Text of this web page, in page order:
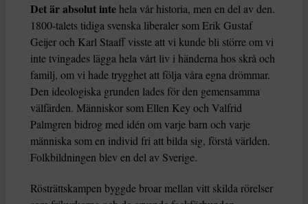
Det är absolut inte hela vår historia, men en del av den.
1800-talets tidiga svenska liberaler som Erik Gustaf
Geijer och Karl Staaff visste att vi kunde bli större om vi
inte tvingades lägga hela vårt liv i händerna hos skrå och
familj, om vi hade trygghet att följa våra egna drömmar.
Den ideologiska grunden lades för den gemensamma
välfärden. Människor som Ellen Key och Valfrid
Palmgren bidrog med idén om varje barn och varje
människa som en individ fri att bilda sig, förstå världen.
Folkbildningen blev en del av Sverige.
Rösträttskampen byggde broar mellan vitt skilda rörelser